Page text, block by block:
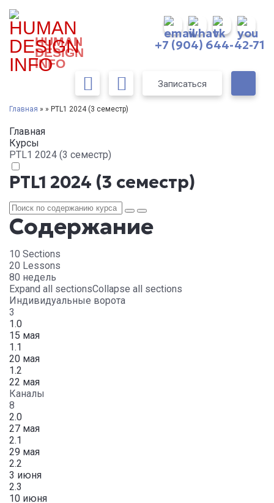
HUMAN
DESIGN
INFO
+7 (904) 644-42-71
Записаться
Главная » » PTL1 2024 (3 семестр)
Главная
Курсы
PTL1 2024 (3 семестр)
PTL1 2024 (3 семестр)
Содержание
10 Sections
20 Lessons
80 недель
Expand all sectionsCollapse all sections
Индивидуальные ворота
3
1.0
15 мая
1.1
20 мая
1.2
22 мая
Каналы
8
2.0
27 мая
2.1
29 мая
2.2
3 июня
2.3
10 июня